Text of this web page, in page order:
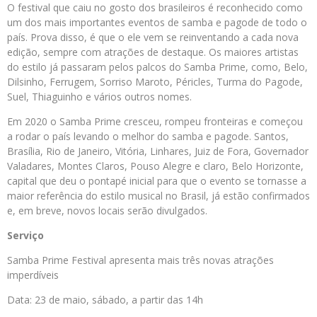
O festival que caiu no gosto dos brasileiros é reconhecido como
um dos mais importantes eventos de samba e pagode de todo o
país. Prova disso, é que o ele vem se reinventando a cada nova
edição, sempre com atrações de destaque. Os maiores artistas
do estilo já passaram pelos palcos do Samba Prime, como, Belo,
Dilsinho, Ferrugem, Sorriso Maroto, Péricles, Turma do Pagode,
Suel, Thiaguinho e vários outros nomes.
Em 2020 o Samba Prime cresceu, rompeu fronteiras e começou
a rodar o país levando o melhor do samba e pagode. Santos,
Brasília, Rio de Janeiro, Vitória, Linhares, Juiz de Fora, Governador
Valadares, Montes Claros, Pouso Alegre e claro, Belo Horizonte,
capital que deu o pontapé inicial para que o evento se tornasse a
maior referência do estilo musical no Brasil, já estão confirmados
e, em breve, novos locais serão divulgados.
Serviço
Samba Prime Festival apresenta mais três novas atrações
imperdíveis
Data: 23 de maio, sábado, a partir das 14h